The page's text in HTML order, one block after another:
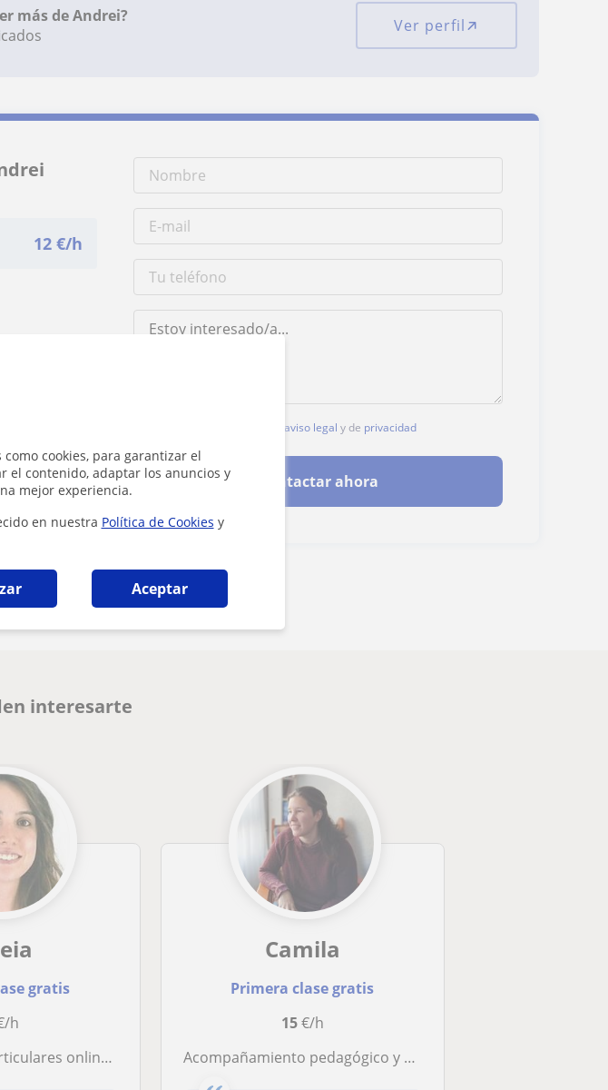
cookies, para garantizar el
el contenido, adaptar los anuncios y
mejor experiencia.
en nuestra Política de Cookies y
Aceptar
más de Andrei?
Ver perfil
12 €/h
aviso legal y de privacidad
Contactar ahora
perfil? Cuéntanos
interesarte
gratis
h
y matemáticas, fisica o biología básicas
Camila
Primera clase gratis
15€/h
Acompañamiento pedagógico y psicopedagógico. Técnicas de Estudio y comprensión lectora. Matemáticas básicas